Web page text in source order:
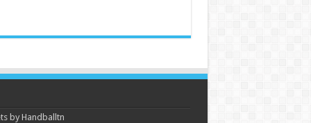
by Handballtn